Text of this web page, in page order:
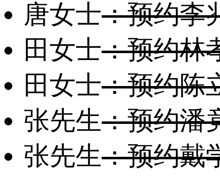
唐女士：预约李
田女士：预约林
田女士：预约陈
张先生：预约潘
张先生：预约戴